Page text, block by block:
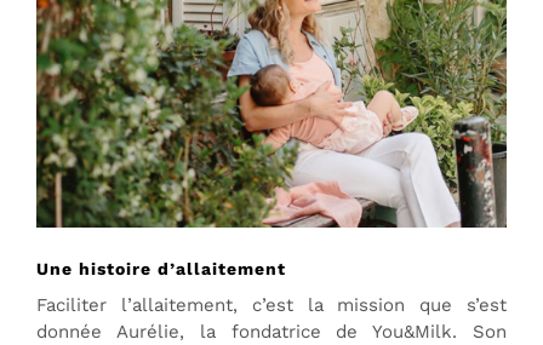
Une histoire d’allaitement
Faciliter l’allaitement, c’est la mission que s’est
donnée Aurélie, la fondatrice de You&Milk. Son